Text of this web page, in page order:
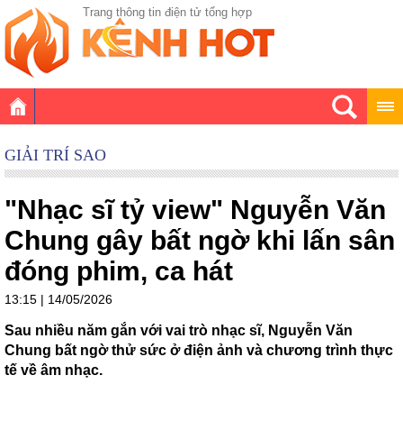
Trang thông tin điện tử tổng hợp
GIẢI TRÍ SAO
"Nhạc sĩ tỷ view" Nguyễn Văn
Chung gây bất ngờ khi lấn sân
đóng phim, ca hát
13:15 | 14/05/2026
Sau nhiều năm gắn với vai trò nhạc sĩ, Nguyễn Văn
Chung bất ngờ thử sức ở điện ảnh và chương trình thực
tế về âm nhạc.